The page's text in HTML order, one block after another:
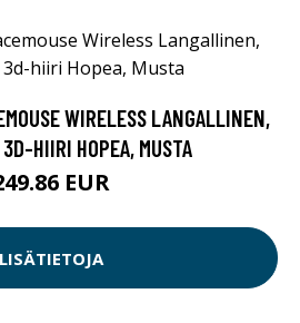
WIRELESS LANGALLINEN,
HIIRI HOPEA, MUSTA
EUR
LISÄTIETOJA